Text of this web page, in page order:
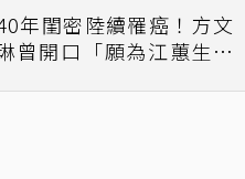
年閨密陸續罹癌！方文
曾開口「願為江蕙生寶